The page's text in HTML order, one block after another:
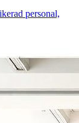
personal,